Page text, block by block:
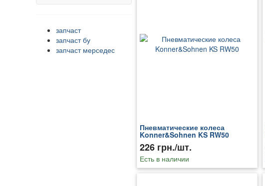
запчаст
запчаст бу
запчаст мерседес
Пневматические колеса
Konner&Sohnen KS RW50
226 грн./шт.
Есть в наличии